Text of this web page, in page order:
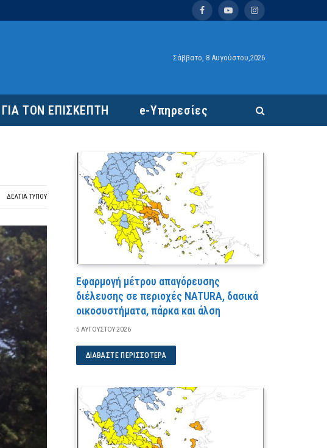
FacebookYouTubeInstagram
Σάββατο, 8 Αυγούστου,2026
ΓΙΑ ΤΟΝ ΕΠΙΣΚΕΠΤΗ e-Υπηρεσίες
ΔΕΛΤΙΑ ΤΥΠΟΥ
Εφαρμογή μέτρου απαγόρευσης
διέλευσης σε περιοχές NATURA, δασικά
οικοσυστήματα, πάρκα και άλση
5 ΑΥΓΟΎΣΤΟΥ 2026
ΔΙΑΒΆΣΤΕ ΠΕΡΙΣΣΌΤΕΡΑ